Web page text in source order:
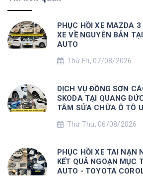
PHỤC HỒI XE MAZDA
XE VỀ NGUYÊN BẢN
AUTO
Thứ Fri, 07/08/2026
DỊCH VỤ ĐỒNG SƠN
SKODA TẠI QUANG
TÂM SỬA CHỮA Ô TÔ
Thứ Thu, 06/08/2026
PHỤC HỒI XE TAI NẠN
KẾT QUẢ NGOẠN MỤC
AUTO - TOYOTA